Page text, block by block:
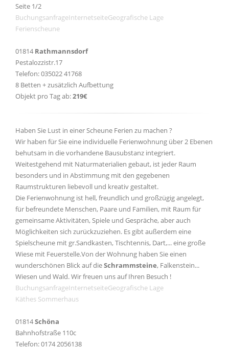
Seite 1/2
BuchungsanfrageInternetseiteGeografische Lage
Ferienscheune
01814 Rathmannsdorf
Pestalozzistr.17
Telefon: 035022 41768
8 Betten + zusätzlich Aufbettung
Objekt pro Tag ab:219€
Haben Sie Lust in einer Scheune Ferien zu machen ?
Wir haben für Sie eine individuelle Ferienwohnung über 2 Ebenen
behutsam in die vorhandene Bausubstanz integriert.
Weitestgehend mit Naturmaterialien gebaut, ist jeder Raum
besonders und in Abstimmung mit den gegebenen
Raumstrukturen liebevoll und kreativ gestaltet.
Die Ferienwohnung ist hell, freundlich und großzügig angelegt,
für befreundete Menschen, Paare und Familien, mit Raum für
gemeinsame Aktivitäten, Spiele und Gespräche, aber auch
Möglichkeiten sich zurückzuziehen. Es gibt außerdem eine
Spielscheune mit gr.Sandkasten, Tischtennis, Dart,... eine große
Wiese mit Feuerstelle.Von der Wohnung haben Sie einen
wunderschönen Blick auf dieSchrammsteine, Falkenstein...
Wiesen und Wald. Wir freuen uns auf Ihren Besuch !
BuchungsanfrageInternetseiteGeografische Lage
Käthes Sommerhaus
01814Schöna
Bahnhofstraße 110c
Telefon: 0174 2056138